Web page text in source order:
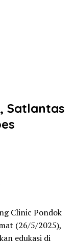
Satlantas
Clinic Pondok
(26/5/2025),
edukasi di